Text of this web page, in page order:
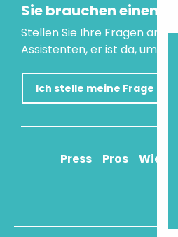
Sie brauchen einen
Stellen Sie Ihre Fragen an
Assistenten, er ist da, um
Ich stelle meine Frage
Press Pros Wie